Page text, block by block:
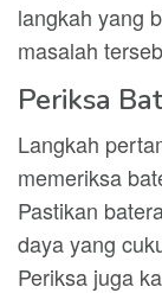
langkah yang
masalah
Periksa
Langkah
memeriksa
Pastikan
daya yang
Periksa juga